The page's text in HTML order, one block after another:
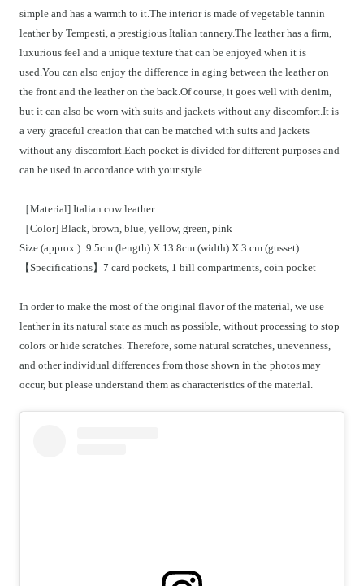
simple and has a warmth to it.The interior is made of vegetable tannin
leather by Tempesti, a prestigious Italian tannery.The leather has a firm,
luxurious feel and a unique texture that can be enjoyed when it is
used.You can also enjoy the difference in aging between the leather on
the front and the leather on the back.Of course, it goes well with denim,
but it can also be worn with suits and jackets without any discomfort.It is
a very graceful creation that can be matched with suits and jackets
without any discomfort.Each pocket is divided for different purposes and
can be used in accordance with your style.
［Material] Italian cow leather
［Color] Black, brown, blue, yellow, green, pink
Size (approx.): 9.5cm (length) X 13.8cm (width) X 3 cm (gusset)
【Specifications】7 card pockets, 1 bill compartments, coin pocket
In order to make the most of the original flavor of the material, we use
leather in its natural state as much as possible, without processing to stop
colors or hide scratches. Therefore, some natural scratches, unevenness,
and other individual differences from those shown in the photos may
occur, but please understand them as characteristics of the material.